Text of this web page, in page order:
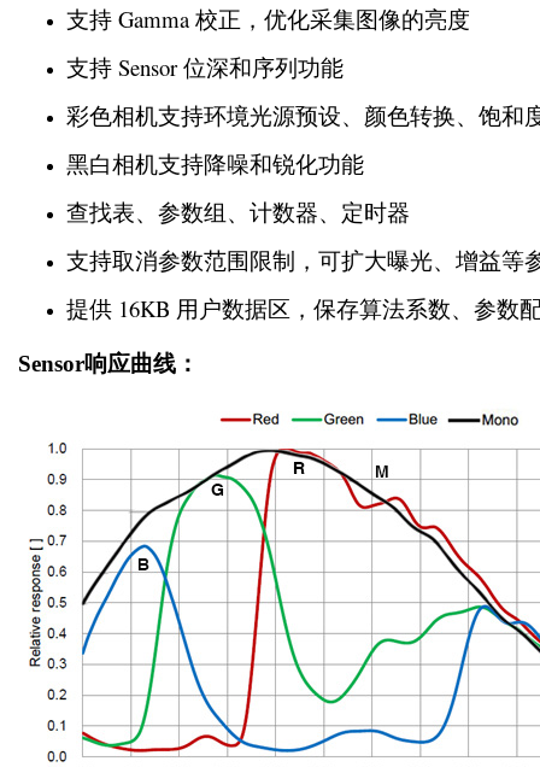
支持 Gamma 校正，优化采集图像的亮度
支持 Sensor 位深和序列功能
彩色相机支持环境光源预设、颜色转换、饱和
黑白相机支持降噪和锐化功能
查找表、参数组、计数器、定时器
支持取消参数范围限制，可扩大曝光、增益等
提供 16KB 用户数据区，保存算法系数、参数
Sensor响应曲线：